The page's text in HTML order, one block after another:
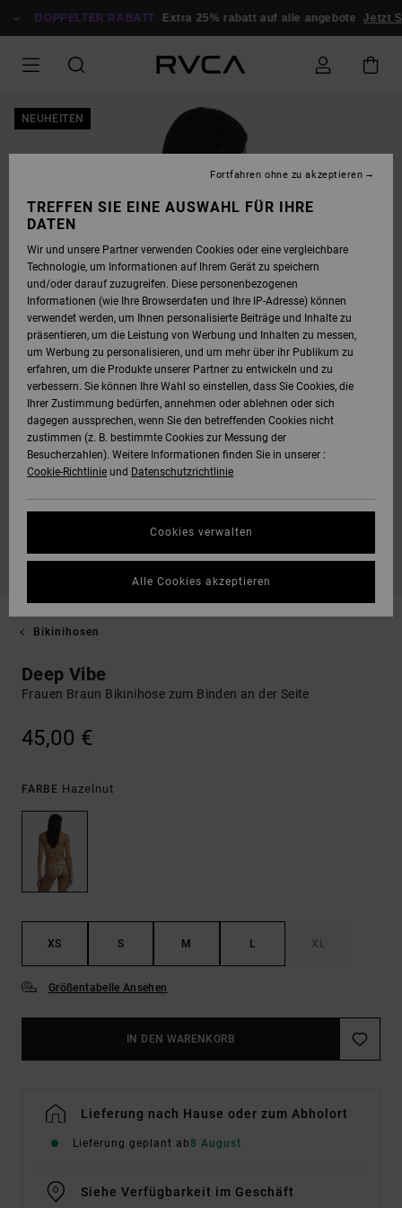
ZUR
DOPPELTER RABATT Extra 25% rabatt auf alle angebote Jetzt
NEUHEITEN
Bikinihosen
Deep Vibe
Frauen Braun Bikinihose zum Binden an der Seite
45,00 €
FARBE Hazelnut
XS S M L XL
Größentabelle Ansehen
IN DEN WARENKORB
Lieferung nach Hause oder zum Abholort
Lieferung geplant ab8 August
Siehe Verfügbarkeit im Geschäft
TREFFEN SIE EINE AUSWAHL FÜR IHRE
DATEN
Wir und unsere Partner verwenden Cookies oder eine vergleichbare
Technologie, um Informationen auf Ihrem Gerät zu speichern
und/oder darauf zuzugreifen. Diese personenbezogenen
Informationen (wie Ihre Browserdaten und Ihre IP-Adresse) können
verwendet werden, um Ihnen personalisierte Beiträge und Inhalte zu
präsentieren, um die Leistung von Werbung und Inhalten zu messen,
um Werbung zu personalisieren, und um mehr über ihr Publikum zu
erfahren, um die Produkte unserer Partner zu entwickeln und zu
verbessern. Sie können Ihre Wahl so einstellen, dass Sie Cookies, die
Ihrer Zustimmung bedürfen, annehmen oder ablehnen oder sich
dagegen aussprechen, wenn Sie den betreffenden Cookies nicht
zustimmen (z. B. bestimmte Cookies zur Messung der
Besucherzahlen). Weitere Informationen finden Sie in unserer :
Cookie-Richtlinie und Datenschutzrichtlinie
Cookies verwalten
Fortfahren ohne zu akzeptieren
Alle Cookies akzeptieren